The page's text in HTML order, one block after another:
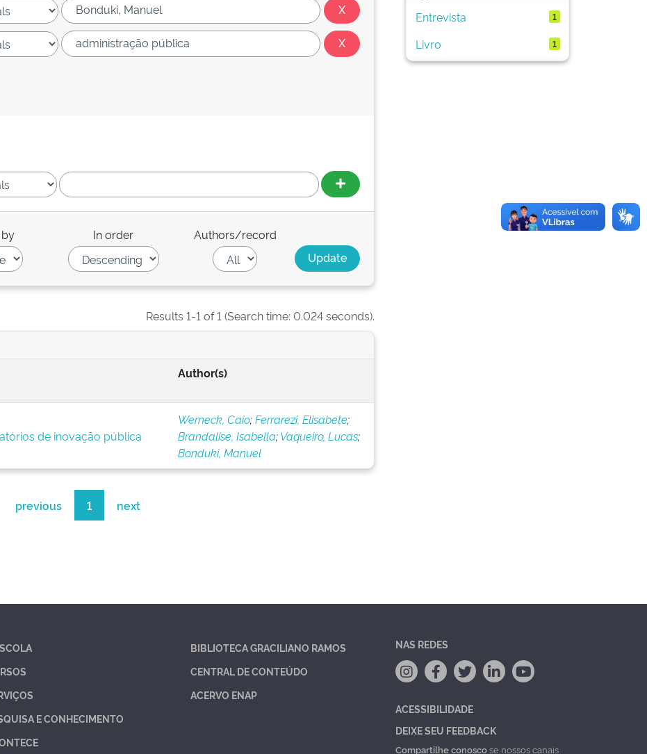
In order Authors/record
Results 1-1 of 1 (Search time: 0.024 seconds).
Author(s)
de inovação pública
Werneck, Caio;Ferrarezi, Elisabete;
Brandalise, Isabella;Vaqueiro, Lucas;
Bonduki, Manuel
previous 1 next
Entrevista
1
Livro 1
E CONHECIMENTO
BIBLIOTECA GRACILIANO RAMOS
CENTRAL DE CONTEÚDO
ACERVO ENAP
NAS REDES
ACESSIBILIDADE
DEIXE SEU FEEDBACK
Compartilhe conoscose nossos canais